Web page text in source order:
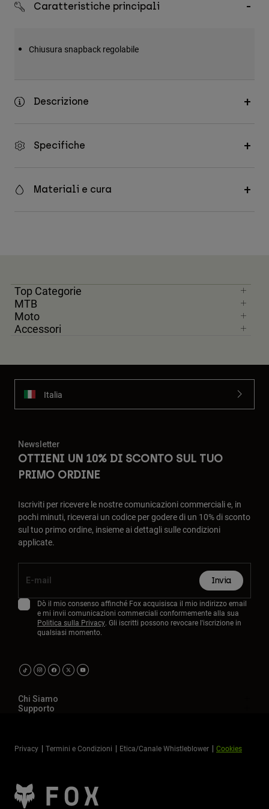
Accessori
Borse e zaini
Caratteristiche principali
Chiusura snapback regolabile
Descrizione
Specifiche
Materiali e cura
Top Categorie
MTB
Moto
Accessori
Italia
Newsletter
OTTIENI UN 10% DI SCONTO SUL TUO
PRIMO ORDINE
Iscriviti per ricevere le nostre comunicazioni commerciali e, in
pochi minuti, riceverai un codice per godere di un 10% di sconto
sul tuo primo ordine, insieme ai dettagli sulle condizioni
applicate.
Invia
Dò il mio consenso affinché Fox acquisisca il mio indirizzo email
e mi invii comunicazioni commerciali conformemente alla sua
Politica sulla Privacy. Gli iscritti possono revocare l'iscrizione in
qualsiasi momento.
Chi Siamo
Supporto
Privacy Termini e Condizioni Etica/Canale Whistleblower Cookies